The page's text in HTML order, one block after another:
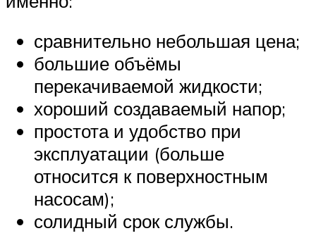
сравнительно небольшая цена;
большие объёмы
перекачиваемой жидкости;
хороший создаваемый напор;
простота и удобство при
эксплуатации (больше
относится к поверхностным
насосам);
солидный срок службы.